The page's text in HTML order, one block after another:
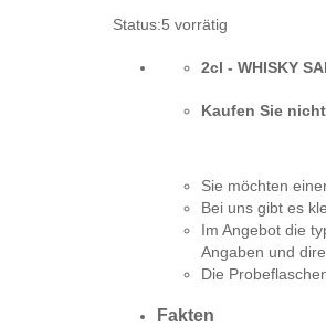
Status:5 vorrätig
2cl - WHISKY
Kaufen Sie
Sie möchten
Bei uns gibt es
Im Angebot die
Angaben und
Die
Fakten